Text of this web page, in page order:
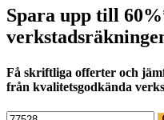
Spara upp till
Få skriftliga offerter och
från kvalitetsgodkända